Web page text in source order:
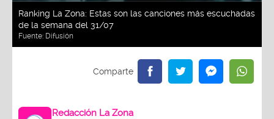
Ranking La Zona: Estas son las canciones más escuchadas
de la semana del 31/07
Fuente: Difusión
Redacción La Zona